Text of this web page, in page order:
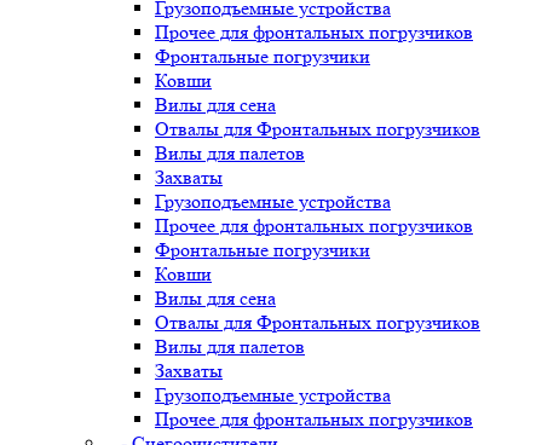
Грузоподъемные устройства
Прочее для фронтальных погрузчиков
Фронтальные погрузчики
Ковши
Вилы для сена
Отвалы для Фронтальных погрузчиков
Вилы для палетов
Захваты
Грузоподъемные устройства
Прочее для фронтальных погрузчиков
Фронтальные погрузчики
Ковши
Вилы для сена
Отвалы для Фронтальных погрузчиков
Вилы для палетов
Захваты
Грузоподъемные устройства
Прочее для фронтальных погрузчиков